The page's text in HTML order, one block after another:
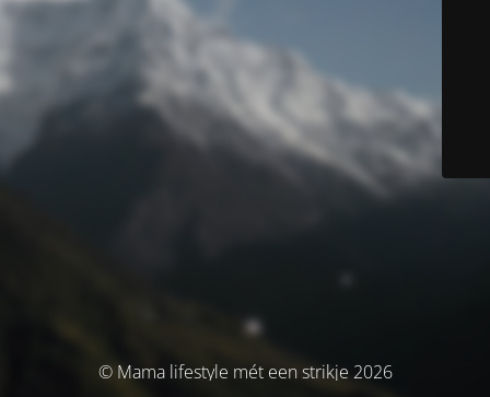
© Mama lifestyle mét een strikje 2026